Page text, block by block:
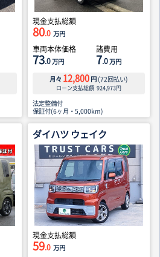
現金支払総額
80.0 万円
車両本体価格
73.0万円
諸費用
7.0万円
月々 12,800 円 (72回払い)
ローン支払総額 924,973円
法定整備付
保証付(6ヶ月・5,000km)
ダイハツ ウェイク
現金支払総額
59.0 万円